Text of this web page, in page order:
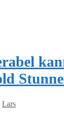
Lars